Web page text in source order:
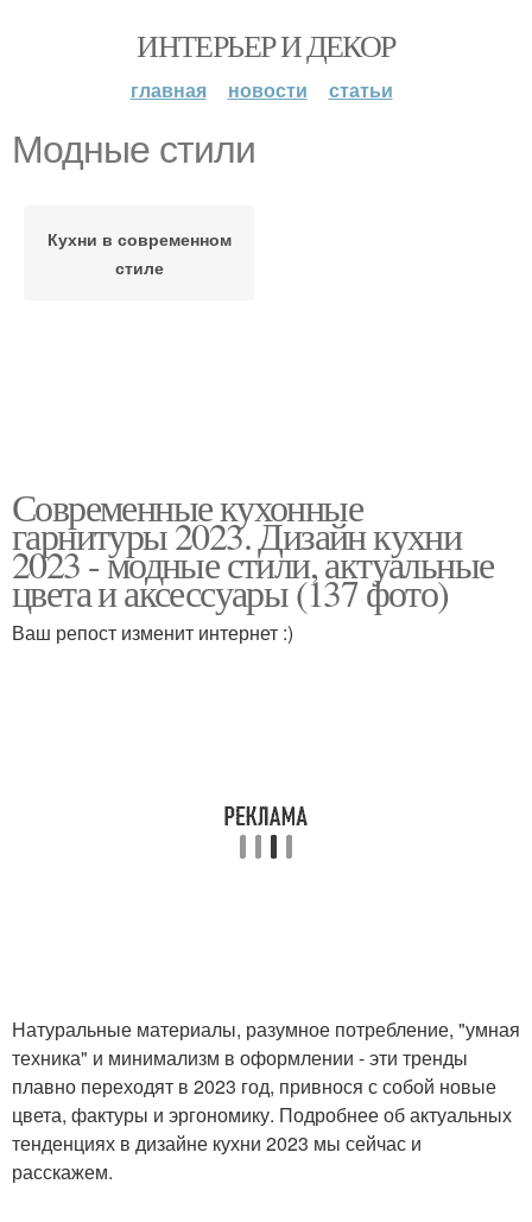
ИНТЕРЬЕР И ДЕКОР
главная новости статьи
Модные стили
Кухни в современном
стиле
Современные кухонные
гарнитуры 2023. Дизайн кухни
2023 - модные стили, актуальные
цвета и аксессуары (137 фото)
Ваш репост изменит интернет :)
Натуральные материалы, разумное потребление, "умная
техника" и минимализм в оформлении - эти тренды
плавно переходят в 2023 год, привнося с собой новые
цвета, фактуры и эргономику. Подробнее об актуальных
тенденциях в дизайне кухни 2023 мы сейчас и
расскажем.